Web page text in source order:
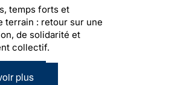
temps forts et
terrain : retour sur une
de solidarité et
collectif.
plus